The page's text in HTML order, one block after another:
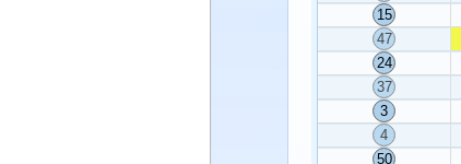
15
47
24
37
3
4
50